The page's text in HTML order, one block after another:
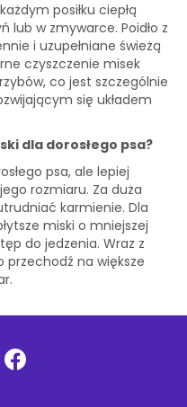
posiłku ciepłą
lub w zmywarce. Poidło z
i uzupełniane świeżą
czyszczenie misek
co jest szczególnie
się układem
dla dorosłego psa?
psa, ale lepiej
rozmiaru. Za duża
karmienie. Dla
miski o mniejszej
do jedzenia. Wraz z
na większe